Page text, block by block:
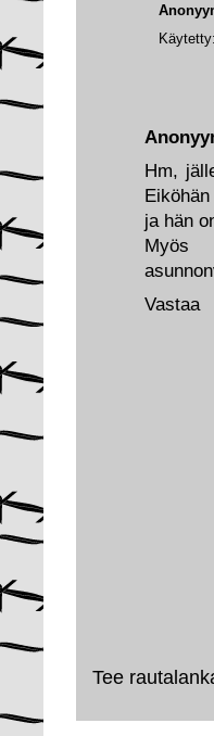
Hm,
ja hän
Myös
Vastaa
Tee